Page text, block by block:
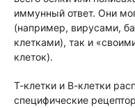
иммунный ответ. Они
(например, вирусами,
клетками), так и
клеток).
Т-клетки и В-клетки
специфические